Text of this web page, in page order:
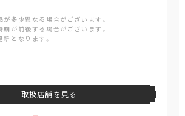
が多少異なる場合がございます。
期が前後する場合がございます。
新となります。
取扱店舗を見る